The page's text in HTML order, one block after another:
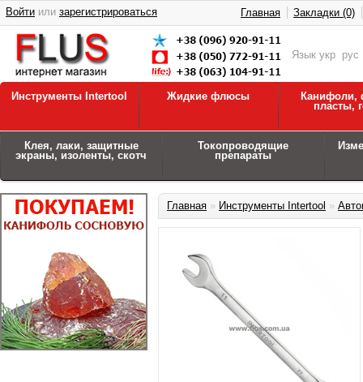
Язык укр рус
Войти или зарегистрироваться Главная Закладки (0)
Инструменты Intertool Жидкие флюсы
Канифоли,
пласты,
Клея, лаки, защитные
экраны, изоленты, скотч
Токопроводящие
препараты
Главная » Инструменты Intertool »